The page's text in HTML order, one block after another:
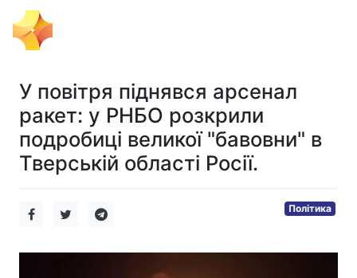
У повітря піднявся арсенал
ракет: у РНБО розкрили
подробиці великої "бавовни" в
Тверській області Росії.
Політика